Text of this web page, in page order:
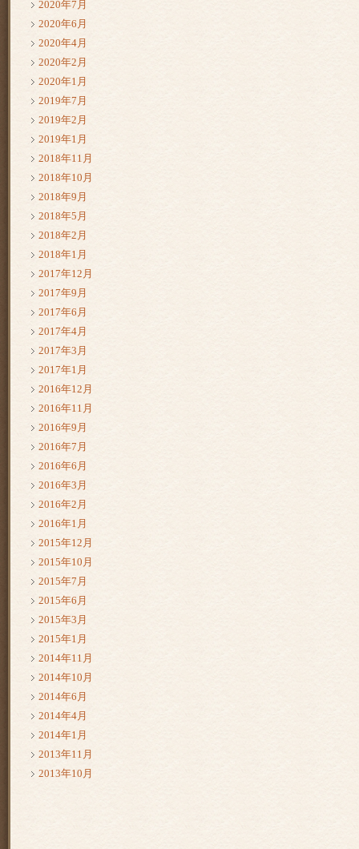
2020年7月
2020年6月
2020年4月
2020年2月
2020年1月
2019年7月
2019年2月
2019年1月
2018年11月
2018年10月
2018年9月
2018年5月
2018年2月
2018年1月
2017年12月
2017年9月
2017年6月
2017年4月
2017年3月
2017年1月
2016年12月
2016年11月
2016年9月
2016年7月
2016年6月
2016年3月
2016年2月
2016年1月
2015年12月
2015年10月
2015年7月
2015年6月
2015年3月
2015年1月
2014年11月
2014年10月
2014年6月
2014年4月
2014年1月
2013年11月
2013年10月